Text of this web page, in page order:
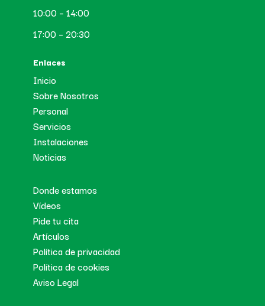
10:00 – 14:00
17:00 – 20:30
Enlaces
Inicio
Sobre Nosotros
Personal
Servicios
Instalaciones
Noticias
Donde estamos
Vídeos
Pide tu cita
Artículos
Política de privacidad
Política de cookies
Aviso Legal